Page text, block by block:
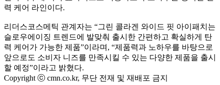
력 케어 라인이다.
리더스코스메틱 관계자는 “그린 콜라겐 와이드 핏 아이패치는
슬로우에이징 트렌드에 발맞춰 출시한 간편하고 확실하게 탄
력 케어가 가능한 제품”이라며, “제품력과 노하우를 바탕으로
앞으로도 소비자 니즈를 만족시킬 수 있는 다양한 제품을 출시
할 예정”이라고 밝혔다.
Copyright ⓒ cmn.co.kr, 무단 전재 및 재배포 금지